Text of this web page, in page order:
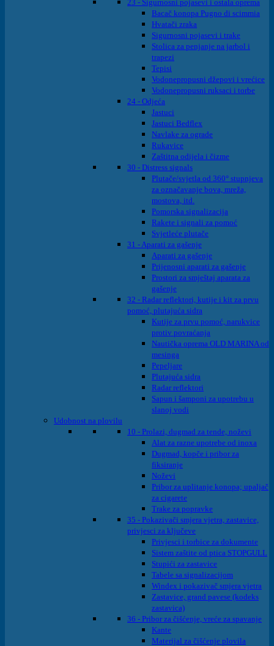
23 - Sigurnosni pojasevi i ostala oprema
Bacač konopa Pugno di scimmia
Hvatači zraka
Sigurnosni pojasevi i trake
Stolica za penjanje na jarbol i
trapezi
Tepisi
Vodonepropusni džepovi i vrećice
Vodonepropusni ruksaci i torbe
24 - Odjeća
Jastuci
Jastuci Bedflex
Navlake za ograde
Rukavice
Zaštitna odijela i čizme
30 - Distress signals
Plutače/svjetla od 360° stupnjeva
za označavanje bova, mreža,
mostova, itd.
Pomorska signalizacija
Rakete i signali za pomoć
Svjetleće plutače
31 - Aparati za gašenje
Aparati za gašenje
Prijenosni aparati za gašenje
Prostori za smještaj aparata za
gašenje
32 - Radar reflektori, kutije i kit za prvu
pomoć, plutajuća sidra
Kutije za prvu pomoć, narukvice
protiv povraćanja
Nautička oprema OLD MARINA od
mesinga
Pepeljare
Plutajuća sidra
Radar reflektori
Sapun i šamponi za upotrebu u
slanoj vodi
Udobnost na plovilu
10 - Prolazi, dugmad za tende, noževi
Alat za razne upotrebe od inoxa
Dugmad, kopče i pribor za
fiksiranje
Noževi
Pribor za uplitanje konopa; upaljač
za cigarete
Trake za popravke
35 - Pokazivači smjera vjetra, zastavice,
privjesci za ključeve
Privjesci i torbice za dokumente
Sistem zaštite od ptica STOPGULL
Stupići za zastavice
Tabele sa signalizacijom
Windex i pokazivač smjera vjetra
Zastavice, grand pavese (kodeks
zastavica)
36 - Pribor za čišćenje, vreće za spavanje
Kante
Materijal za čišćenje plovila